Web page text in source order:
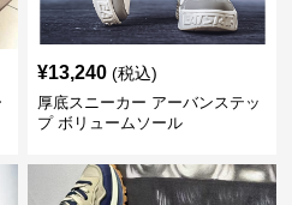
¥13,240 (税込)
厚底スニーカー アーバンステッ
プ ボリュームソール